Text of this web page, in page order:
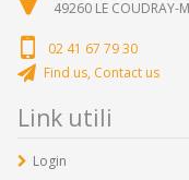
49260 LE COUDRAY-
02 41 67 79 30
Find us, Contact us
Link utili
Login